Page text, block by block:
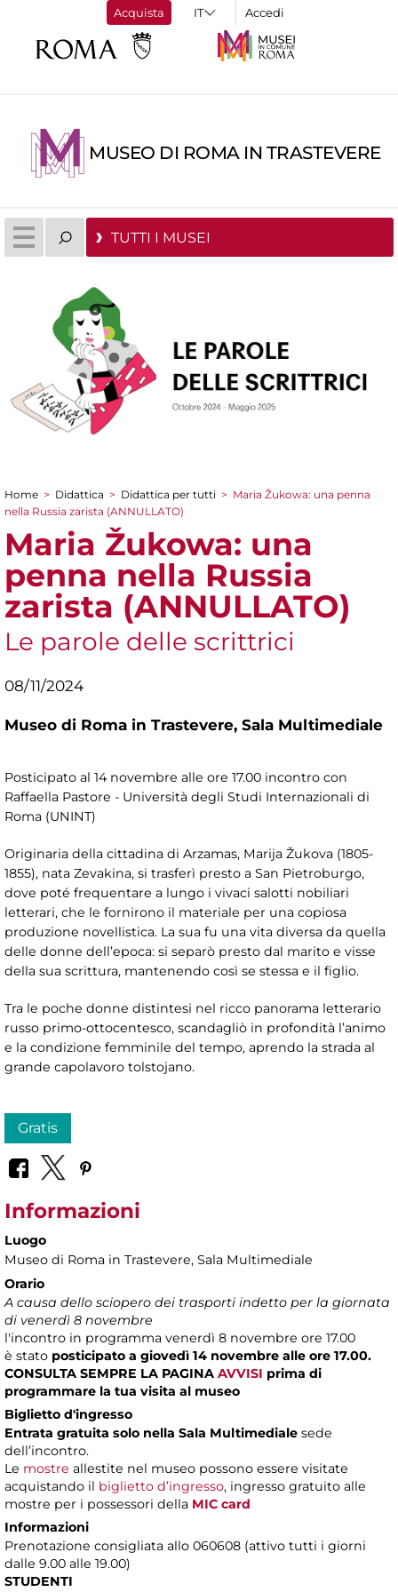
Acquista Accedi
MUSEO DI ROMA IN TRASTEVERE
TUTTI I MUSEI
Tu sei qui
Home > Didattica > Didattica per tutti > Maria Žukowa: una penna
nella Russia zarista (ANNULLATO)
Maria Žukowa: una
penna nella Russia
zarista (ANNULLATO)
Le parole delle scrittrici
08/11/2024
Museo di Roma in Trastevere, Sala Multimediale
Posticipato al 14 novembre alle ore 17.00 incontro con
Raffaella Pastore - Università degli Studi Internazionali di
Roma (UNINT)
Originaria della cittadina di Arzamas, Marija Žukova (1805-
1855), nata Zevakina, si trasferì presto a San Pietroburgo,
dove poté frequentare a lungo i vivaci salotti nobiliari
letterari, che le fornirono il materiale per una copiosa
produzione novellistica. La sua fu una vita diversa da quella
delle donne dell’epoca: si separò presto dal marito e visse
della sua scrittura, mantenendo così se stessa e il figlio.
Tra le poche donne distintesi nel ricco panorama letterario
russo primo-ottocentesco, scandagliò in profondità l’animo
e la condizione femminile del tempo, aprendo la strada al
grande capolavoro tolstojano.
Gratis
Informazioni
Luogo
Museo di Roma in Trastevere, Sala Multimediale
Orario
A causa dello sciopero dei trasporti indetto per la giornata
di venerdì 8 novembre
l'incontro in programma venerdì 8 novembre ore 17.00
è stato posticipato a giovedì 14 novembre alle ore 17.00.
CONSULTA SEMPRE LA PAGINA AVVISI prima di
programmare la tua visita al museo
Biglietto d'ingresso
Entrata gratuita solo nella Sala Multimediale sede
dell’incontro.
Le mostre allestite nel museo possono essere visitate
acquistando il biglietto d’ingresso, ingresso gratuito alle
mostre per i possessori della MIC card
Informazioni
Prenotazione consigliata allo 060608 (attivo tutti i giorni
dalle 9.00 alle 19.00)
STUDENTI